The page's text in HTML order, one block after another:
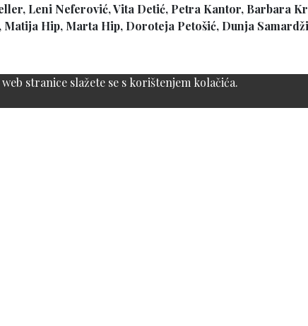
Leni Neferović, Vita Detić, Petra Kantor, Barbara
Hip, Marta Hip, Doroteja Petošić, Dunja
stranice slažete se s korištenjem kolačića.